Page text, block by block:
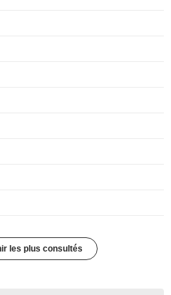
les plus consultés